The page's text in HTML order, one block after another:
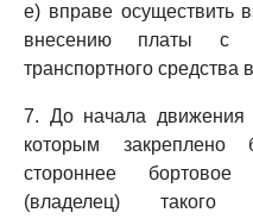
е) вправе осуществить
внесению платы с
транспортного средства
7. До начала движения
которым закреплено
стороннее бортовое
(владелец) такого